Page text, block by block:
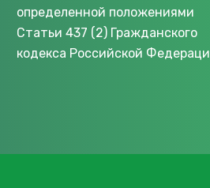
определенной положениями
Статьи 437 (2) Гражданского
кодекса Российской